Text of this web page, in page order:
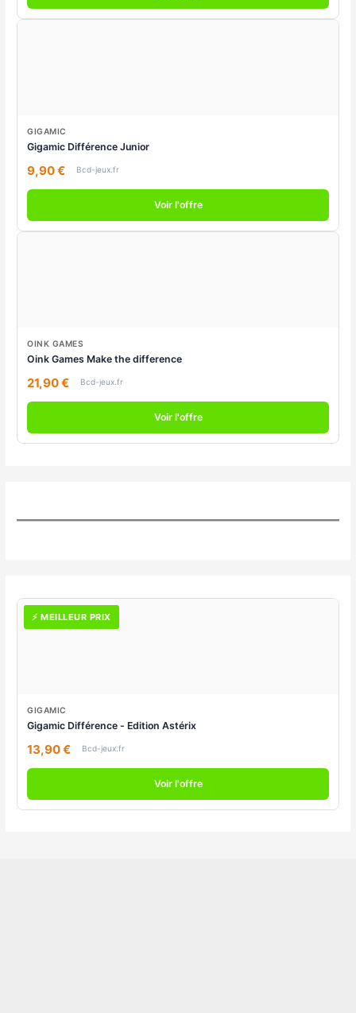
GIGAMIC
Gigamic Différence Junior
9,90 € Bcd-jeux.fr
Voir l'offre
OINK GAMES
Oink Games Make the difference
21,90 € Bcd-jeux.fr
Voir l'offre
⚡ MEILLEUR PRIX
GIGAMIC
Gigamic Différence - Edition Astérix
13,90 € Bcd-jeux.fr
Voir l'offre